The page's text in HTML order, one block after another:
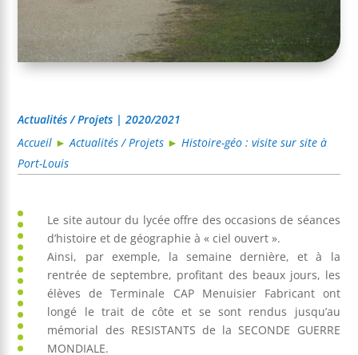
Actualités / Projets | 2020/2021
Accueil ►Actualités / Projets ►Histoire-géo : visite sur site à
Port-Louis
Le site autour du lycée offre des occasions de séances
d’histoire et de géographie à « ciel ouvert ».
Ainsi, par exemple, la semaine dernière, et à la
rentrée de septembre, profitant des beaux jours, les
élèves de Terminale CAP Menuisier Fabricant ont
longé le trait de côte et se sont rendus jusqu’au
mémorial des RESISTANTS de la SECONDE GUERRE
MONDIALE.